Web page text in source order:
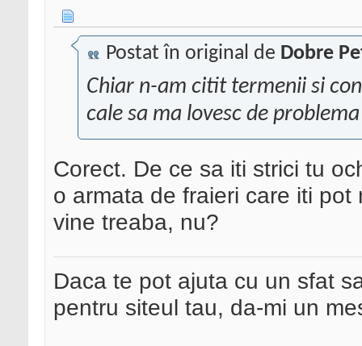
Postat în original de Dobre
Chiar n-am citit termenii si
cale sa ma lovesc de
Corect. De ce sa iti strici tu
o armata de fraieri care iti
vine treaba, nu?
Daca te pot ajuta cu un sfat
pentru siteul tau, da-mi un